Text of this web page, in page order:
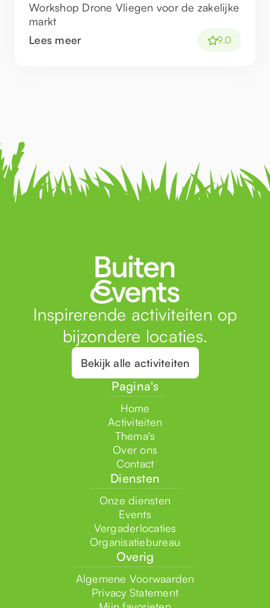
Workshop Drone Vliegen voor de zakelijke
markt
Lees meer
9.0
Inspirerende activiteiten op
bijzondere locaties.
Bekijk alle activiteiten
Pagina's
Home
Activiteiten
Thema's
Over ons
Contact
Diensten
Onze diensten
Events
Vergaderlocaties
Organisatiebureau
Overig
Algemene Voorwaarden
Privacy Statement